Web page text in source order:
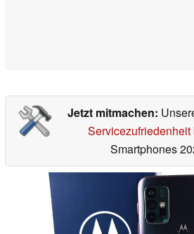
Jetzt mitmachen:
Servicezufriedenheit
Smartphones